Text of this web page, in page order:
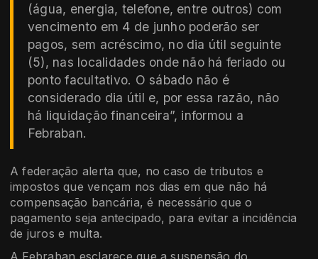
(água, energia, telefone, entre outros) com
vencimento em 4 de junho poderão ser
pagos, sem acréscimo, no dia útil seguinte
(5), nas localidades onde não há feriado ou
ponto facultativo. O sábado não é
considerado dia útil e, por essa razão, não
há liquidação financeira”, informou a
Febraban.
A federação alerta que, no caso de tributos e
impostos que vençam nos dias em que não há
compensação bancária, é necessário que o
pagamento seja antecipado, para evitar a incidência
de juros e multa.
A Febraban esclarece que a suspensão do